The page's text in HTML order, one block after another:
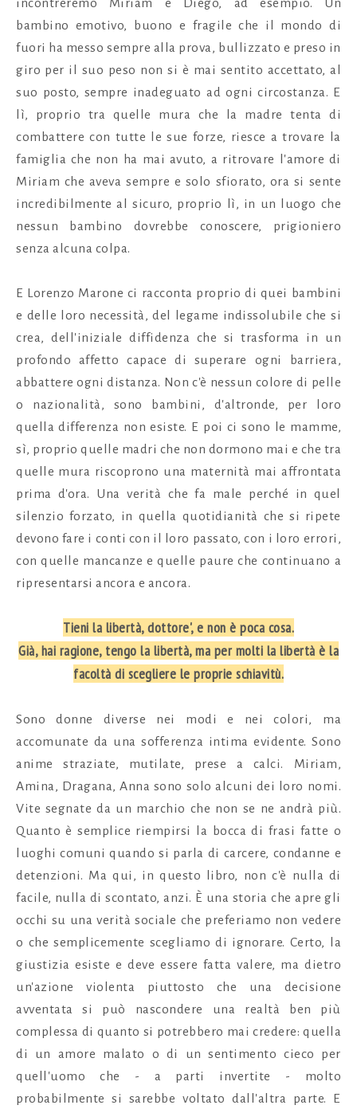
incontreremo Miriam e Diego, ad esempio. Un
bambino emotivo, buono e fragile che il mondo di
fuori ha messo sempre alla prova, bullizzato e preso in
giro per il suo peso non si è mai sentito accettato, al
suo posto, sempre inadeguato ad ogni circostanza. E
lì, proprio tra quelle mura che la madre tenta di
combattere con tutte le sue forze, riesce a trovare la
famiglia che non ha mai avuto, a ritrovare l'amore di
Miriam che aveva sempre e solo sfiorato, ora si sente
incredibilmente al sicuro, proprio lì, in un luogo che
nessun bambino dovrebbe conoscere, prigioniero
senza alcuna colpa.
E Lorenzo Marone ci racconta proprio di quei bambini
e delle loro necessità, del legame indissolubile che si
crea, dell'iniziale diffidenza che si trasforma in un
profondo affetto capace di superare ogni barriera,
abbattere ogni distanza. Non c'è nessun colore di pelle
o nazionalità, sono bambini, d'altronde, per loro
quella differenza non esiste. E poi ci sono le mamme,
sì, proprio quelle madri che non dormono mai e che tra
quelle mura riscoprono una maternità mai affrontata
prima d'ora. Una verità che fa male perché in quel
silenzio forzato, in quella quotidianità che si ripete
devono fare i conti con il loro passato, con i loro errori,
con quelle mancanze e quelle paure che continuano a
ripresentarsi ancora e ancora.
Tieni la libertà, dottore', e non è poca cosa.
Già, hai ragione, tengo la libertà, ma per molti la libertà è la
facoltà di scegliere le proprie schiavitù.
Sono donne diverse nei modi e nei colori, ma
accomunate da una sofferenza intima evidente. Sono
anime straziate, mutilate, prese a calci. Miriam,
Amina, Dragana, Anna sono solo alcuni dei loro nomi.
Vite segnate da un marchio che non se ne andrà più.
Quanto è semplice riempirsi la bocca di frasi fatte o
luoghi comuni quando si parla di carcere, condanne e
detenzioni. Ma qui, in questo libro, non c'è nulla di
facile, nulla di scontato, anzi. È una storia che apre gli
occhi su una verità sociale che preferiamo non vedere
o che semplicemente scegliamo di ignorare. Certo, la
giustizia esiste e deve essere fatta valere, ma dietro
un'azione violenta piuttosto che una decisione
avventata si può nascondere una realtà ben più
complessa di quanto si potrebbero mai credere: quella
di un amore malato o di un sentimento cieco per
quell'uomo che - a parti invertite - molto
probabilmente si sarebbe voltato dall'altra parte. E